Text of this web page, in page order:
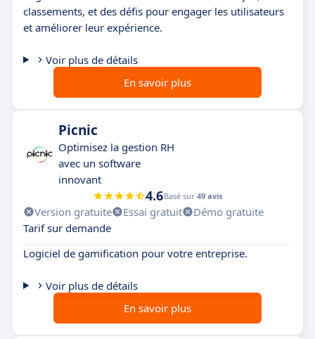
classements, et des défis pour engager les utilisateurs
et améliorer leur expérience.
Voir plus de détails
En savoir plus
Picnic
Optimisez la gestion RH
avec un software
innovant
4.6Basé sur 49 avis
Version gratuite Essai gratuit
Démo gratuite
Tarif sur demande
Logiciel de gamification pour votre entreprise.
Voir plus de détails
En savoir plus